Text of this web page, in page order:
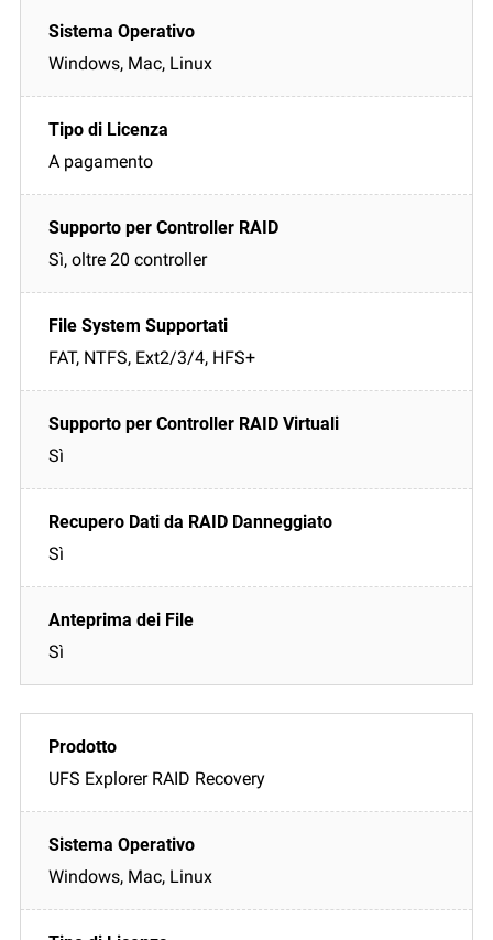
Windows, Mac, Linux
A pagamento
Sì, oltre 20 controller
FAT, NTFS, Ext2/3/4, HFS+
Sì
Sì
Sì
UFS Explorer RAID Recovery
Windows, Mac, Linux